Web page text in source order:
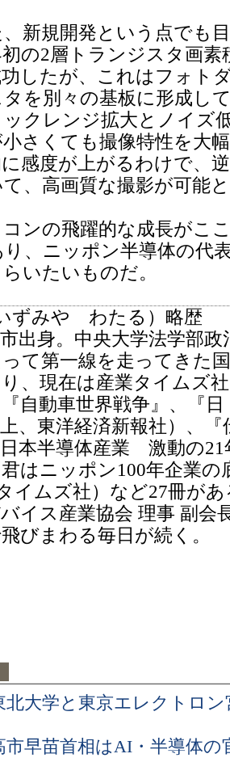
新規開発という点でも
の2層トランジスタ画素
したが、これはフォト
を別々の基板に形成し
クレンジ拡大とノイズ
さくても撮像特性を大
感度が上がるわけで、
、高画質な撮影が可能
ンの飛躍的な成長がこ
、ニッポン半導体の代
いたいものだ。
ずみや わたる）略歴
出身。中央大学法学部政
て第一線を走ってきた
、現在は産業タイムズ
自動車世界戦争』、『
、東洋経済新報社）、
本半導体産業 激動の
はニッポン100年企業の
イムズ社）など27冊が
イス産業協会 理事 副会
びまわる毎日が続く。
大学と東京エレクトロン
早苗首相はAI・半導体の